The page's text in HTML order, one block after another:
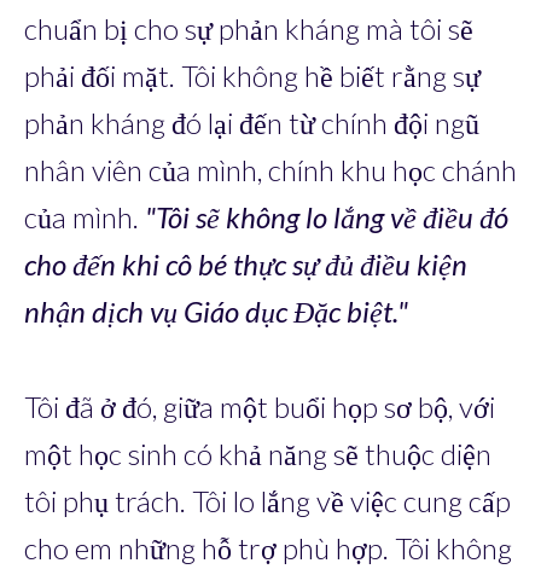
chuẩn bị cho sự phản kháng mà tôi sẽ
phải đối mặt. Tôi không hề biết rằng sự
phản kháng đó lại đến từ chính đội ngũ
nhân viên của mình, chính khu học chánh
của mình. "Tôi sẽ không lo lắng về điều đó
cho đến khi cô bé thực sự đủ điều kiện
nhận dịch vụ Giáo dục Đặc biệt."
Tôi đã ở đó, giữa một buổi họp sơ bộ, với
một học sinh có khả năng sẽ thuộc diện
tôi phụ trách. Tôi lo lắng về việc cung cấp
cho em những hỗ trợ phù hợp. Tôi không